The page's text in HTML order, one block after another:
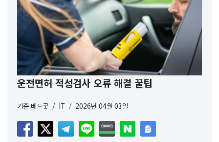
운전면허 적성검사 오류 해결 꿀팁
기준 베드굿 IT 2026년 04월 03일